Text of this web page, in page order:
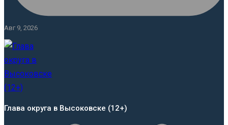
Авг 9, 2026
Глава округа в Высоковске (12+)